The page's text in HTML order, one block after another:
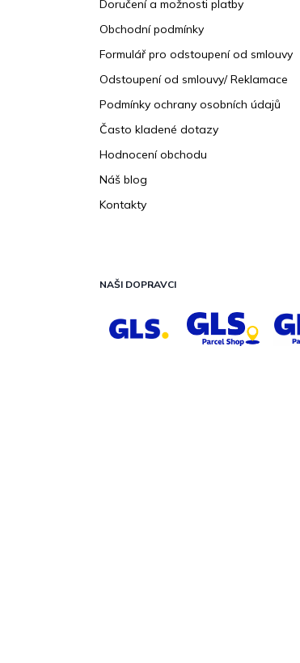
Doručení a možnosti platby
Obchodní podmínky
Formulář pro odstoupení od smlouvy
Odstoupení od smlouvy/ Reklamace
Podmínky ochrany osobních údajů
Často kladené dotazy
Hodnocení obchodu
Náš blog
Kontakty
NAŠI DOPRAVCI